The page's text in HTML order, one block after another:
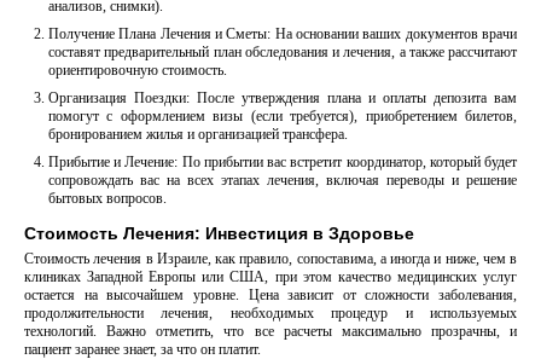
анализов, снимки).
Получение Плана Лечения и Сметы: На основании ваших документов врачи
составят предварительный план обследования и лечения, а также рассчитают
ориентировочную стоимость.
Организация Поездки: После утверждения плана и оплаты депозита вам
помогут с оформлением визы (если требуется), приобретением билетов,
бронированием жилья и организацией трансфера.
Прибытие и Лечение: По прибытии вас встретит координатор, который будет
сопровождать вас на всех этапах лечения, включая переводы и решение
бытовых вопросов.
Стоимость Лечения: Инвестиция в Здоровье
Стоимость лечения в Израиле, как правило, сопоставима, а иногда и ниже, чем в
клиниках Западной Европы или США, при этом качество медицинских услуг
остается на высочайшем уровне. Цена зависит от сложности заболевания,
продолжительности лечения, необходимых процедур и используемых
технологий. Важно отметить, что все расчеты максимально прозрачны, и
пациент заранее знает, за что он платит.